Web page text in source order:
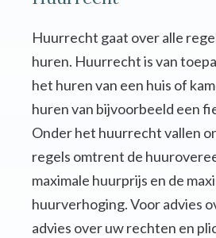
Huurrecht gaat over alle
huren. Huurrecht is van
het huren van een huis of
huren van bijvoorbeeld een
Onder het huurrecht vallen
regels omtrent de
maximale huurprijs en de
huurverhoging. Voor advies
advies over uw rechten en